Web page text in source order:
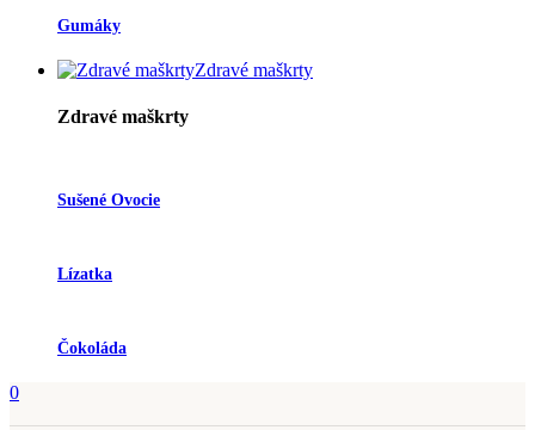
Gumáky
Zdravé maškrty
Zdravé maškrty
Sušené Ovocie
Lízatka
Čokoláda
0